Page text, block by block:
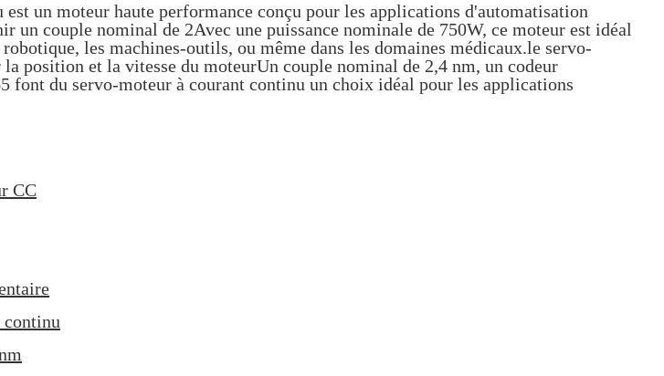
un moteur haute performance conçu pour les applications d'automatisation
un couple nominal de 2Avec une puissance nominale de 750W, ce moteur est idéal
les machines-outils, ou même dans les domaines médicaux.le servo-
la position et la vitesse du moteurUn couple nominal de 2,4 nm, un codeur
font du servo-moteur à courant continu un choix idéal pour les applications
CC
continu